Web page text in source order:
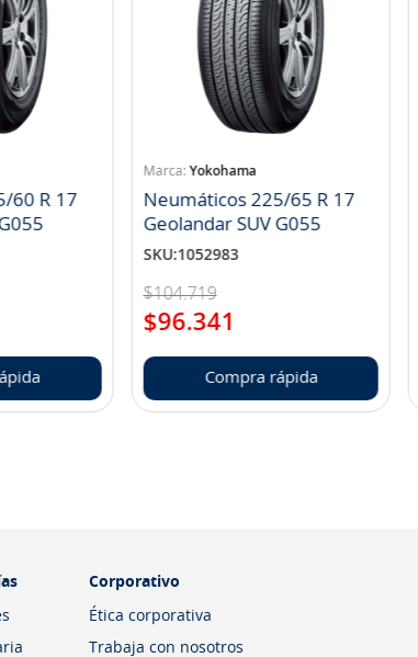
60 R 17
Yokohama
Neumáticos 225/65 R 17
Geolandar SUV G055
SKU:1052983
$104.719
$96.341
Compra rápida
Corporativo
Ética corporativa
Trabaja con nosotros